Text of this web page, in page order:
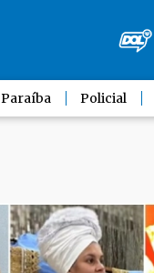
Paraíba Policial